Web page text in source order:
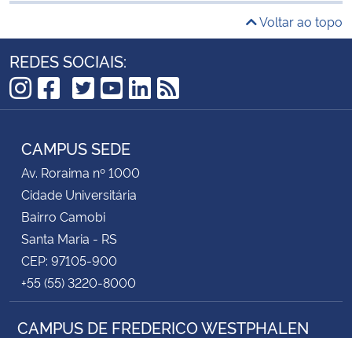
Voltar ao topo
REDES SOCIAIS:
Instagram
Facebook
TikTok
Twitter
YouTube
LinkedIn
RSS
CAMPUS SEDE
Av. Roraima nº 1000
Cidade Universitária
Bairro Camobi
Santa Maria - RS
CEP: 97105-900
+55 (55) 3220-8000
CAMPUS DE FREDERICO WESTPHALEN